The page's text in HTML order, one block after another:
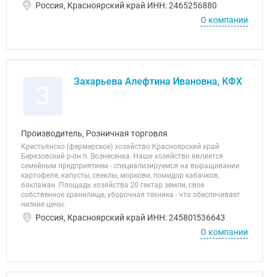
Россия, Красноярский край ИНН: 2465256880
О компании
Захарьева Алефтина Ивановна, КФХ
Производитель, Розничная торговля
Крестьянско (фермерское) хозяйство Красноярский край
Березовский р-он п. Вознесенка. Наше хозяйство является
семейным предприятием - специализируемся на выращивании
картофеля, капусты, свеклы, моркови, помидор кабачков,
баклажан. Площадь хозяйства 20 гектар земли, свое
собственное хранилище, уборочная техника - что обеспечивает
низкие цены.
Россия, Красноярский край ИНН: 245801536643
О компании